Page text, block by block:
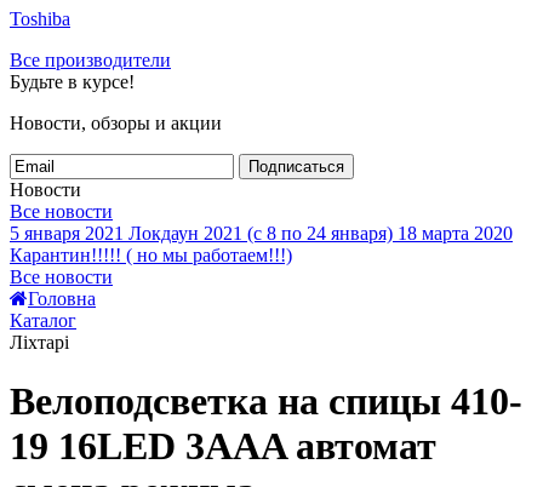
Toshiba
Все производители
Будьте в курсе!
Новости, обзоры и акции
Подписаться
Новости
Все новости
5 января 2021 Локдаун 2021 (с 8 по 24 января) 18 марта 2020
Карантин!!!!! ( но мы работаем!!!)
Все новости
Головна
Каталог
Ліхтарі
Велоподсветка на спицы 410-
19 16LED 3AAA автомат